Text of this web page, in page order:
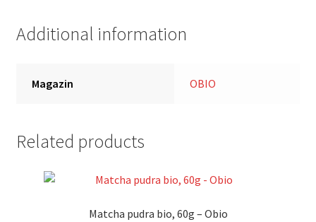
Additional information
Magazin OBIO
Related products
Matcha pudra bio, 60g – Obio